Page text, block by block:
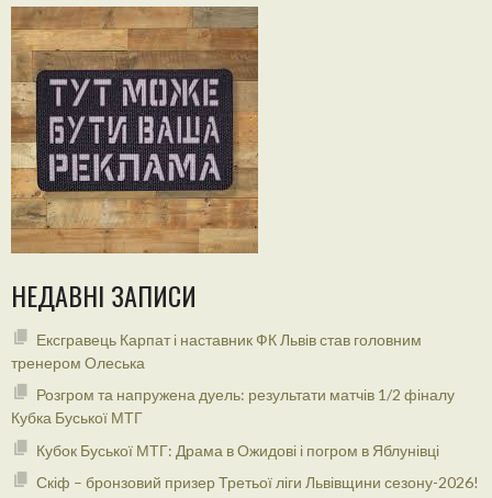
НЕДАВНІ ЗАПИСИ
Ексгравець Карпат і наставник ФК Львів став головним
тренером Олеська
Розгром та напружена дуель: результати матчів 1/2 фіналу
Кубка Буської МТГ
Кубок Буської МТГ: Драма в Ожидові і погром в Яблунівці
Скіф – бронзовий призер Третьої ліги Львівщини сезону-2026!